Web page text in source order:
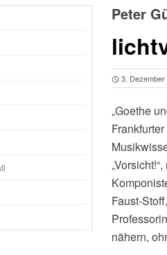
Peter
3. Dezember
„Goethe
Faust-
nähern,